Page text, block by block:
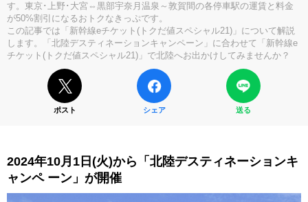
す。東京･上野･大宮⇔黒部宇奈月温泉～敦賀間の各停車駅の運賃と料金
が50%割引になるおトクなきっぷです。
この記事では「新幹線eチケット(トクだ値スペシャル21)」について解説
します。「北陸デスティネーションキャンペーン」に合わせて「新幹線e
チケット(トクだ値スペシャル21)」で北陸へお出かけしてみませんか？
ポスト シェア 送る
2024年10月1日(火)から「北陸デスティネーションキ
ャンペ ーン」が開催